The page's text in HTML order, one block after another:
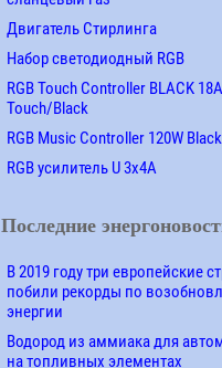
Двигатель Стирлинга
Набор светодиодный RGB
RGB Touch Controller BLACK 18A
Touch/Black
RGB Music Controller 120W
RGB усилитель U 3х4A
Последние
В 2019 году три европейские
побили рекорды по
энергии
Водород из аммиака для
на топливных элементах